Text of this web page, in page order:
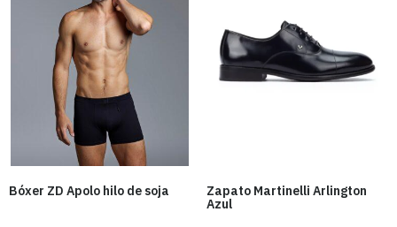
Bóxer ZD Apolo hilo de soja
Zapato Martinelli Arlington
Azul